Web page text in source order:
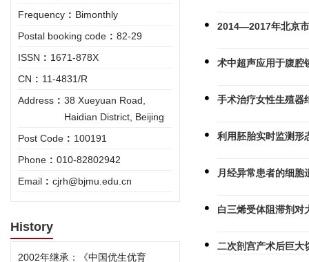
Frequency : Bimonthly
Postal booking code : 82-29
ISSN : 1671-878X
CN : 11-4831/R
Address : 38 Xueyuan Road,
Haidian District, Beijing
Post Code : 100191
Phone : 010-82802942
Email : cjrh@bjmu.edu.cn
History
2002年继承：《中国优生优育
2014—2017年北京
术中超声应用于腹腔
手术治疗女性生殖器
利用胚胎实时监测形
月经异常患者的细胞
白三烯受体阻滞剂对
二次剖宫产术后巨大